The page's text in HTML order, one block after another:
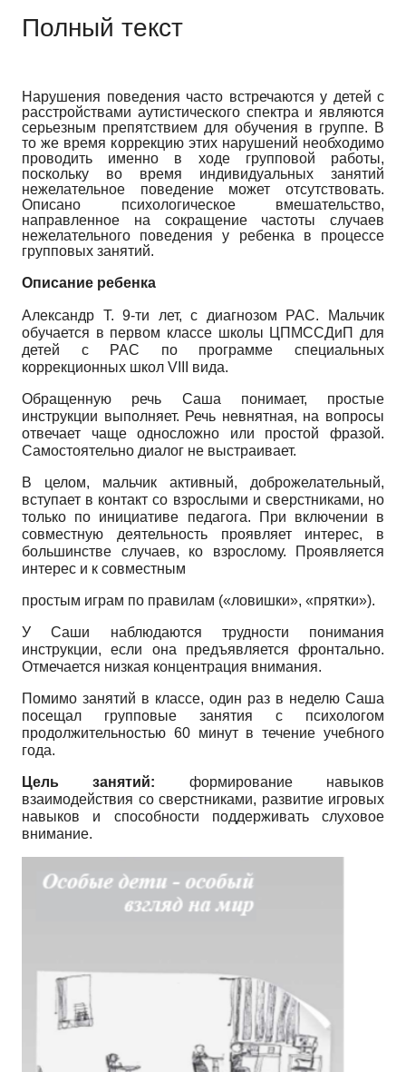
Полный текст
Нарушения поведения часто встречаются у детей с
расстройствами аутистического спектра и являются
серьезным препятствием для обучения в группе. В
то же время коррекцию этих нарушений необходимо
проводить именно в ходе групповой работы,
поскольку во время индивидуальных занятий
нежелательное поведение может отсутствовать.
Описано психологическое вмешательство,
направленное на сокращение частоты случаев
нежелательного поведения у ребенка в процессе
групповых занятий.
Описание ребенка
Александр Т. 9-ти лет, с диагнозом РАС. Мальчик
обучается в первом классе школы ЦПМССДиП для
детей с РАС по программе специальных
коррекционных школ VIII вида.
Обращенную речь Саша понимает, простые
инструкции выполняет. Речь невнятная, на вопросы
отвечает чаще односложно или простой фразой.
Самостоятельно диалог не выстраивает.
В целом, мальчик активный, доброжелательный,
вступает в контакт со взрослыми и сверстниками, но
только по инициативе педагога. При включении в
совместную деятельность проявляет интерес, в
большинстве случаев, ко взрослому. Проявляется
интерес и к совместным
простым играм по правилам («ловишки», «прятки»).
У Саши наблюдаются трудности понимания
инструкции, если она предъявляется фронтально.
Отмечается низкая концентрация внимания.
Помимо занятий в классе, один раз в неделю Саша
посещал групповые занятия с психологом
продолжительностью 60 минут в течение учебного
года.
Цель занятий: формирование навыков
взаимодействия со сверстниками, развитие игровых
навыков и способности поддерживать слуховое
внимание.